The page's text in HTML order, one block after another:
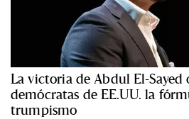
La victoria de Abdul El-Sayed
demócratas de EE.UU. la
trumpismo